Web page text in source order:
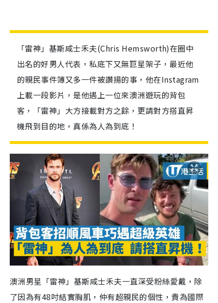
「雷神」基斯咸士禾夫(Chris Hemsworth)在圈中
出名的好男人代表，私底下又無巨星架子，最近他
的親民事件簿又多一件被讚揚的事，他在Instagram
上載一段影片，是他遇上一位來澳洲遊玩的背包
客，「雷神」大方接載對方之餘，更請對方搭直昇
機飛到目的地，真係為人為到底！
澳洲男星「雷神」基斯咸士禾夫一直深受粉絲愛戴，除
了因為有48吋結實胸肌，仲有超親民的個性，貴為國際